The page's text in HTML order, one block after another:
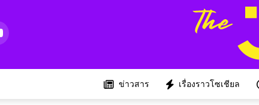
ข่าวสาร เรื่องราวโซเชียล